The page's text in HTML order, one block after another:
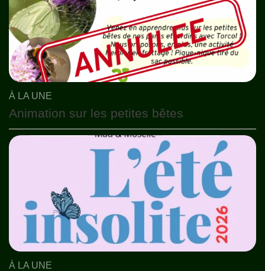
À LA UNE
Animation sur les petites bêtes
À LA UNE